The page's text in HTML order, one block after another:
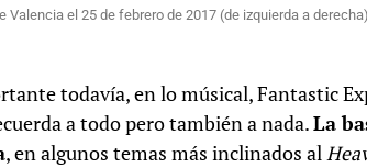
el 25 de febrero de 2017 (de izquierda a
todavía, en lo músical, Fantastic
a todo pero también a nada.La
, en algunos temas más inclinados al